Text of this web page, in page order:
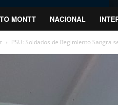
MONTT NACIONAL
PSU: Soldados de Regimiento Sangra